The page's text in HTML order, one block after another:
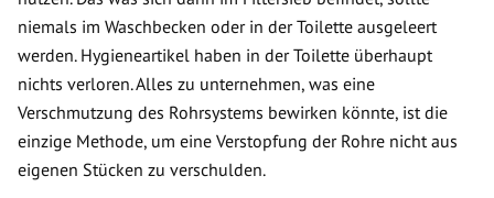
niemals im Waschbecken oder in der Toilette ausgeleert
werden. Hygieneartikel haben in der Toilette überhaupt
nichts verloren. Alles zu unternehmen, was eine
Verschmutzung des Rohrsystems bewirken könnte, ist die
einzige Methode, um eine Verstopfung der Rohre nicht aus
eigenen Stücken zu verschulden.